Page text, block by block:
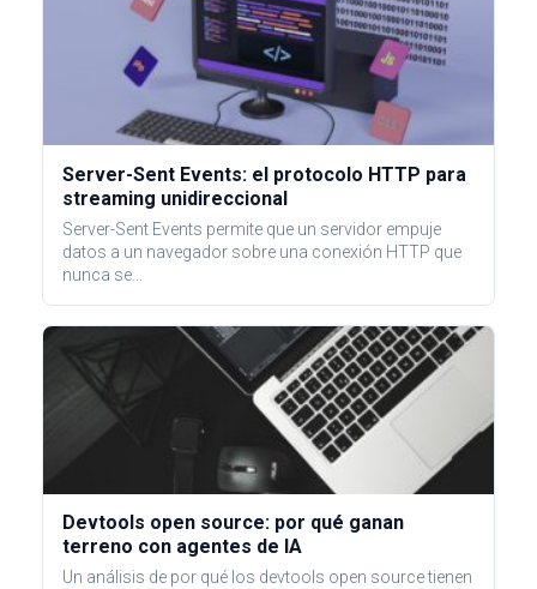
Server-Sent Events: el protocolo HTTP para
streaming unidireccional
Server-Sent Events permite que un servidor empuje
datos a un navegador sobre una conexión HTTP que
nunca se…
Devtools open source: por qué ganan
terreno con agentes de IA
Un análisis de por qué los devtools open source tienen